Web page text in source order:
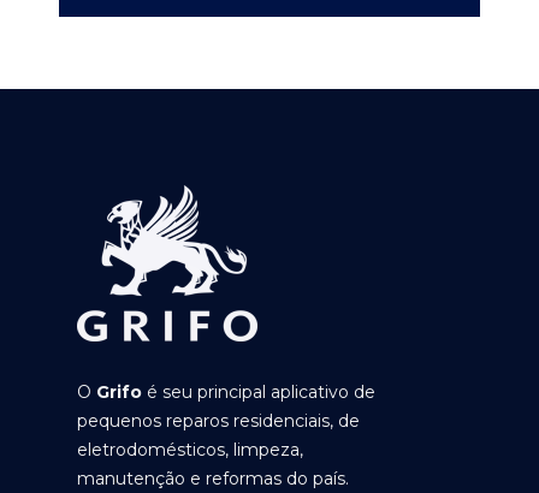
O Grifo é seu principal aplicativo de
pequenos reparos residenciais, de
eletrodomésticos, limpeza,
manutenção e reformas do país.